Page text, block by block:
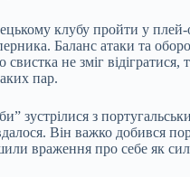
клубу пройти у
Баланс атаки та
свистка не зміг
пар.
зустрілися з
Він важко добився
враження про себе як